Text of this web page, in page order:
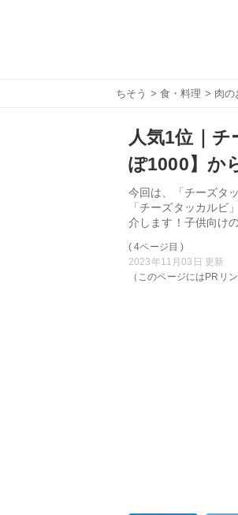
ちそう > 食・料理 > 肉の
人気1位｜
ぽ1000】か
今回は、「チーズタ
「チーズタッカル
介します！子供向け
( 4ページ目 )
2023年11月03日 更新
（このページにはPRリ